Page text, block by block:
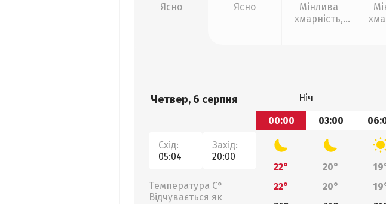
Ясно Ясно
Мінлива
хмарність,
Четвер, 6 серпня
Схід:
05:04
Захід:
20:00
Температура С°
Відчувається як
Ніч
00:00
03:00
22° 20°
22°
20°